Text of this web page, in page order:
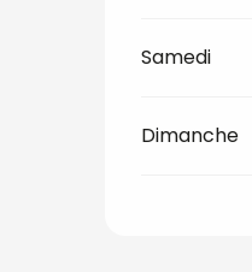
Samedi
Dimanche